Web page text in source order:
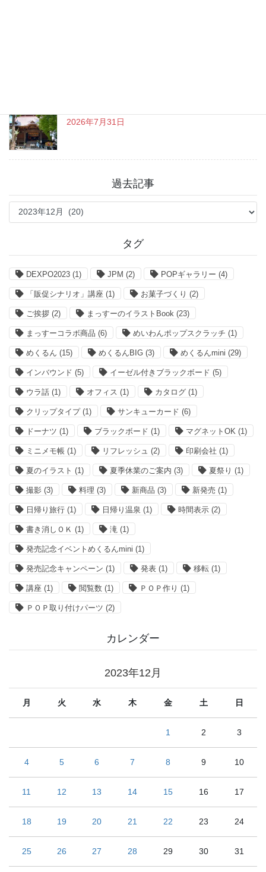
2026年7月31日
過去記事
過
記
タグ
DEXPO2023 (1) JPM (2) POPギャラリー (4)
「販促シナリオ」講座 (1) お菓子づくり (2)
ご挨拶 (2) まっすーのイラストBook (23)
まっすーコラボ商品 (6) めいわんポップスクラッチ (1)
めくるん (15) めくるんBIG (3) めくるんmini (29)
インバウンド (5) イーゼル付きブラックボード (5)
ウラ話 (1) オフィス (1) カタログ (1)
クリップタイプ(1) サンキューカード (6)
ドーナツ (1) ブラックボード (1) マグネットOK (1)
ミニメモ帳 (1) リフレッシュ (2) 印刷会社 (1)
夏のイラスト (1) 夏季休業のご案内 (3) 夏祭り (1)
撮影 (3) 料理 (3) 新商品 (3) 新発売 (1)
日帰り旅行 (1) 日帰り温泉 (1) 時間表示 (2)
書き消しＯＫ (1) 滝 (1)
発売記念イベントめくるんmini (1)
発売記念キャンペーン (1) 発表 (1) 移転 (1)
講座 (1) 閲覧数 (1) ＰＯＰ作り (1)
ＰＯＰ取り付けパーツ (2)
カレンダー
2023年12月
月 火 水 木 金 土 日
1 2 3
4 5 6 7 8 9 10
11 12 13 14 15 16 17
18 19 20 21 22 23 24
25 26 27 28 29 30 31